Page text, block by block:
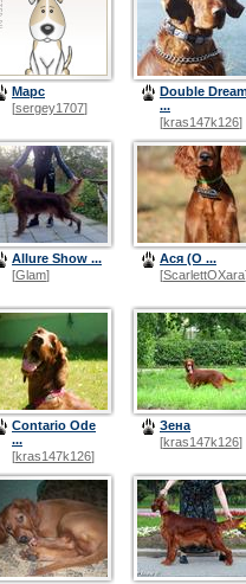
Марс
[sergey1707]
Double
...
[kras147k126]
Allure Show ...
[Glam]
Ася (О ...
[ScarlettOXara
Сontario Ode
...
[kras147k126]
Зена
[kras147k126]